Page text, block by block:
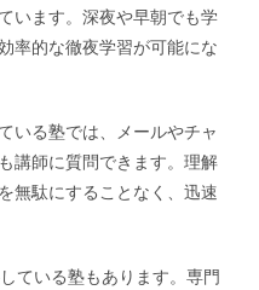
います。深夜や早朝でも学
率的な徹夜学習が可能にな
いる塾では、メールやチャ
講師に質問できます。理解
無駄にすることなく、迅速
ている塾もあります。専門